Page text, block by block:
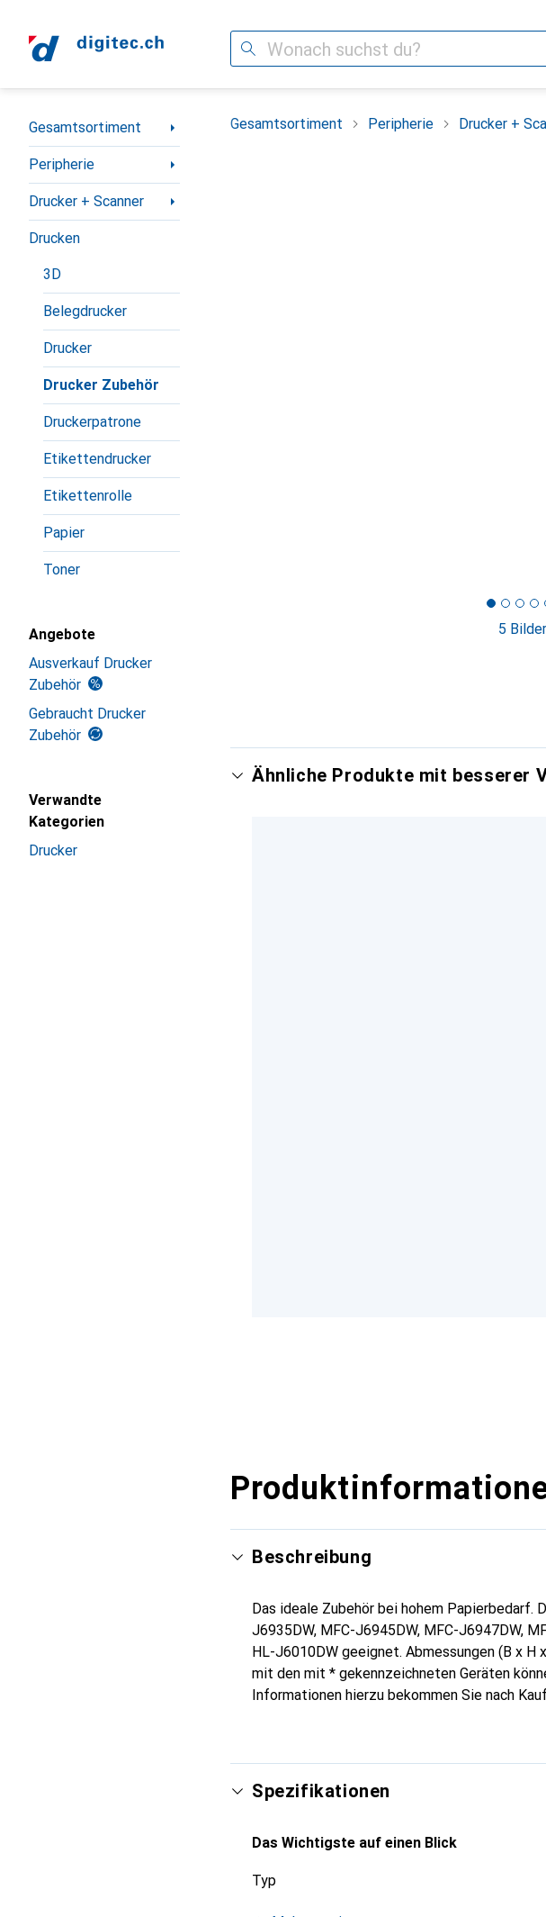
Suche
Navigation nach Kategorien
Gesamtsortiment
Peripherie
Drucker + Scanner
Drucken
3D
Belegdrucker
Drucker
Drucker Zubehör
Druckerpatrone
Etikettendrucker
Etikettenrolle
Papier
Toner
Angebote
Ausverkauf Drucker
Zubehör
Gebraucht Drucker
Zubehör
Verwandte
Kategorien
Drucker
Gesamtsortiment Peripherie Drucker +
5 Bilder
Ähnliche Produkte mit besserer
Beschreibung
Das ideale Zubehör bei hohem
J6935DW, MFC-J6945DW, MFC-J6947DW,
HL-J6010DW geeignet. Abmessungen (B x
mit den mit * gekennzeichneten Geräten
Informationen hierzu bekommen Sie nach
Spezifikationen
Das Wichtigste auf einen Blick
Typ